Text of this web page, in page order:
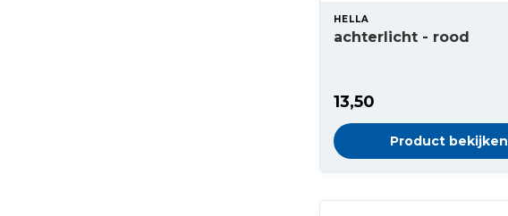
HELLA
achterlicht - rood
13,50
Product bekijken